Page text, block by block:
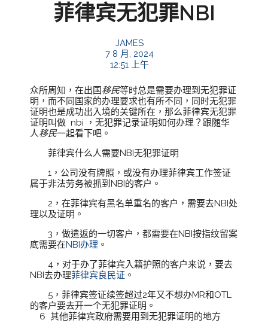
菲律宾无犯罪NBI
JAMES
7 8 月, 2024
12:51 上午
众所周知，在出国移民等时总是需要办理到无犯罪证
明，而不同国家的办理要求也有所不同，同时无犯罪
证明也是成功出入境的关键所在，那么菲律宾无犯罪
证明叫做 nbi ，无犯罪记录证明如何办理？跟随华
人移民一起看下吧。
菲律宾什么人需要NBI无犯罪证明
1，公司没有牌照，或没有办理菲律宾工作签证
属于非法劳务被抓到NBI的客户。
2，在菲律宾有黑名单重名的客户，需要去NBI处
理以及证明。
3，做遣返的一切客户，都需要在NBI按指纹留案
底需要在NBI办理 。
4，对于办了菲律宾入籍护照的客户来说，要去
NBI去办理菲律宾良民证 。
5，菲律宾签证续签超过2年又不想办MR和OTL
的客户要去开一个无犯罪证明。
6 其他菲律宾政府需要用到无犯罪证明的地方